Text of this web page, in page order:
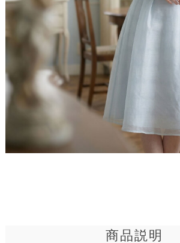
美デコルテ、素敵ネック
鎖骨を美しく魅せる素敵ネックライン
上品な印象に仕上がります。首のラ
魅せるデザインで、アクセサリーとも
まわりを明るく演出する、洗練された
す。
■ディテール
溢れる透明感で、上級者コ
商品説明